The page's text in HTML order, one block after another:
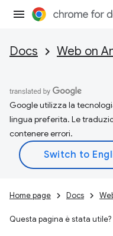
Docs Web on
Google utilizza la
lingua preferita. Le
contenere errori.
Home page Docs
Questa pagina è stata utile?